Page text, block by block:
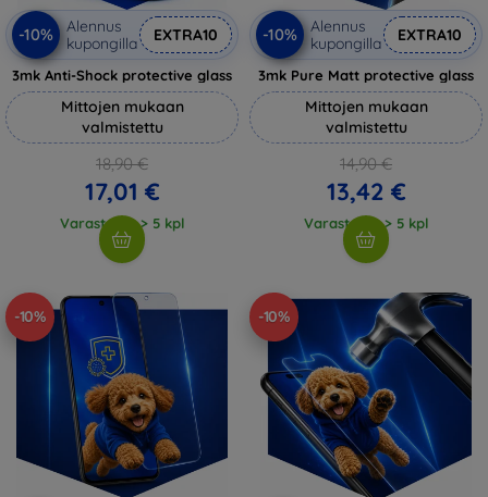
-10%
Alennus
kupongilla
EXTRA10
3mk Anti-Shock protective glass
Mittojen mukaan
valmistettu
18,90 €
17,01 €
Varastossa > 5 kpl
-10%
Alennus
kupongilla
EXTRA10
3mk Pure Matt protective glass
Mittojen mukaan
valmistettu
14,90 €
13,42 €
Varastossa > 5 kpl
-10% -10%